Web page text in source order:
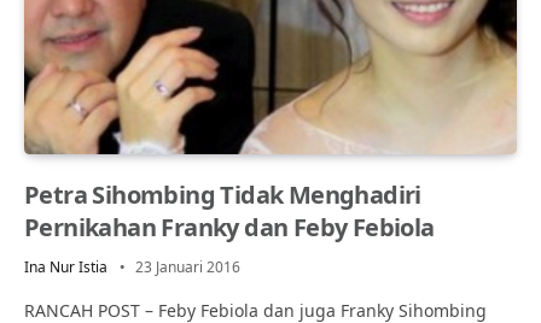
Petra Sihombing Tidak Menghadiri
Pernikahan Franky dan Feby Febiola
Ina Nur Istia 23 Januari 2016
RANCAH POST – Feby Febiola dan juga Franky Sihombing